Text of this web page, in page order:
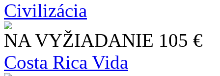
Civilizácia
NA VYŽIADANIE 105 €
Costa Rica Vida